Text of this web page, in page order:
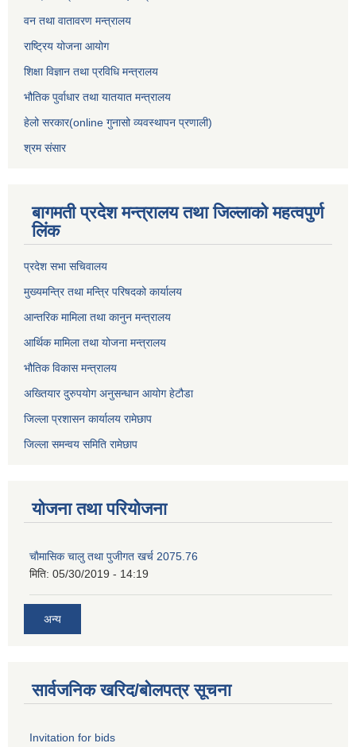
वन तथा वातावरण मन्त्रालय
राष्ट्रिय योजना आयोग
शिक्षा विज्ञान तथा प्रविधि मन्त्रालय
भौतिक पुर्वाधार तथा यातयात मन्त्रालय
हेलो सरकार(online गुनासो व्यवस्थापन प्रणाली)
श्रम संसार
बागमती प्रदेश मन्त्रालय तथा जिल्लाको महत्वपुर्ण
लिंक
प्रदेश सभा सचिवालय
मुख्यमन्त्रि तथा मन्त्रि परिषदको कार्यालय
आन्तरिक मामिला तथा कानुन मन्त्रालय
आर्थिक मामिला तथा योजना मन्त्रालय
भौतिक विकास मन्त्रालय
अख्तियार दुरुपयोग अनुसन्धान आयोग हेटौडा
जिल्ला प्रशासन कार्यालय रामेछाप
जिल्ला समन्वय समिति रामेछाप
योजना तथा परियोजना
चाैमासिक चालु तथा पुजीगत खर्च 2075.76
मिति: 05/30/2019 - 14:19
अन्य
सार्वजनिक खरिद/बोलपत्र सूचना
Invitation for bids